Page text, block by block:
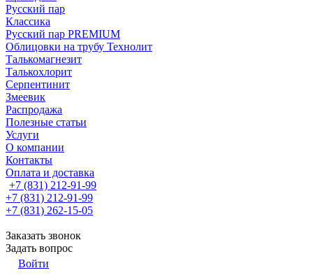
Русский пар
Классика
Русский пар PREMIUM
Облицовки на трубу Технолит
Талькомагнезит
Талькохлорит
Серпентинит
Змеевик
Распродажа
Полезные статьи
Услуги
О компании
Контакты
Оплата и доставка
+7 (831) 212-91-99
+7 (831) 212-91-99
+7 (831) 262-15-05
Заказать звонок
Задать вопрос
Войти